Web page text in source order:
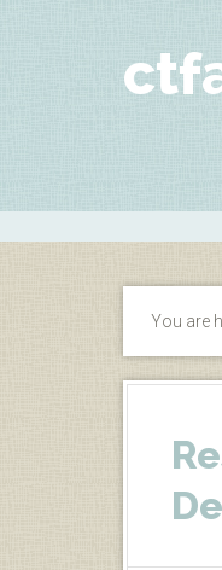
You are